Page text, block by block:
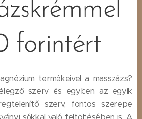
forintért
termékeivel a masszázs?
szerv és egyben az egyik
szerv, fontos szerepe
sókkal való feltöltésében is. A